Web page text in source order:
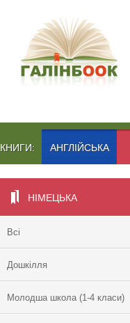
КНИГИ: АНГЛІЙСЬКА
НІМЕЦЬКА
Всі
Дошкілля
Молодша школа (1-4 класи)